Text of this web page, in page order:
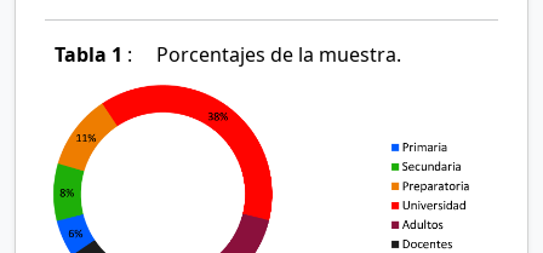
Tabla 1 : Porcentajes de la muestra.